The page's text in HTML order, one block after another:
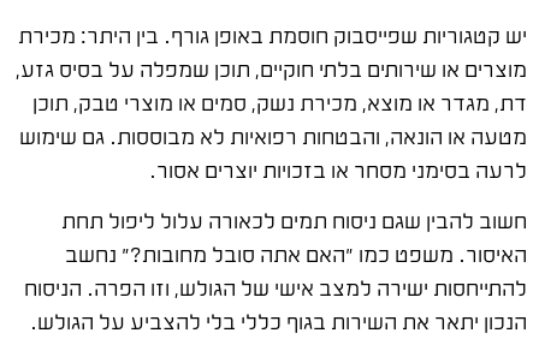
יש קטגוריות שפייסבוק חוסמת באופן גורף. בין היתר: מכירת
מוצרים או שירותים בלתי חוקיים, תוכן שמפלה על בסיס גזע,
דת, מגדר או מוצא, מכירת נשק, סמים או מוצרי טבק, תוכן
מטעה או הונאה, והבטחות רפואיות לא מבוססות. גם שימוש
לרעה בסימני מסחר או בזכויות יוצרים אסור.
חשוב להבין שגם ניסוח תמים לכאורה עלול ליפול תחת
האיסור. משפט כמו "האם אתה סובל מחובות?" נחשב
להתייחסות ישירה למצב אישי של הגולש, וזו הפרה. הניסוח
הנכון יתאר את השירות בגוף כללי בלי להצביע על הגולש.